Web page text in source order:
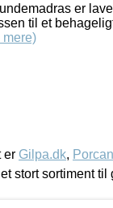
er
til et
er Gilpa.dk,
stort sortiment til